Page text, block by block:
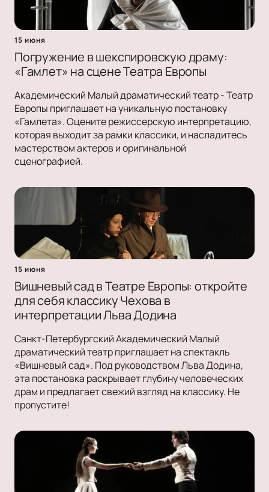
15 июня
Погружение в шекспировскую драму:
«Гамлет» на сцене Театра Европы
Академический Малый драматический театр - Театр
Европы приглашает на уникальную постановку
«Гамлета». Оцените режиссерскую интерпретацию,
которая выходит за рамки классики, и насладитесь
мастерством актеров и оригинальной
сценографией.
15 июня
Вишневый сад в Театре Европы: откройте
для себя классику Чехова в
интерпретации Льва Додина
Санкт-Петербургский Академический Малый
драматический театр приглашает на спектакль
«Вишневый сад». Под руководством Льва Додина,
эта постановка раскрывает глубину человеческих
драм и предлагает свежий взгляд на классику. Не
пропустите!